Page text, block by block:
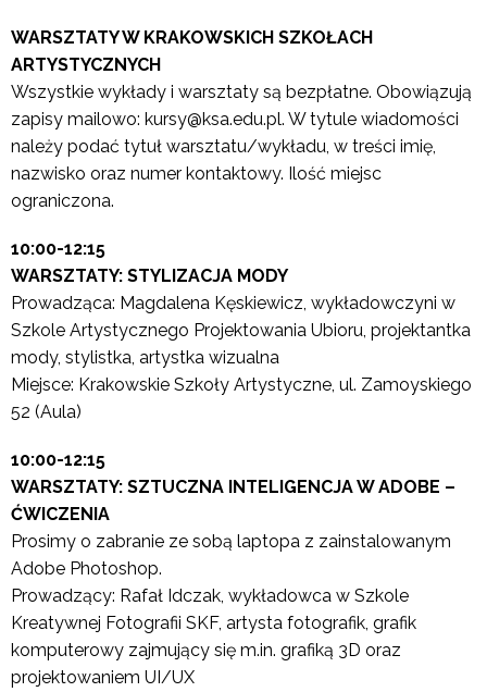
WARSZTATY W KRAKOWSKICH SZKOŁACH
ARTYSTYCZNYCH
Wszystkie wykłady i warsztaty są bezpłatne. Obowiązują
zapisy mailowo: kursy@ksa.edu.pl. W tytule wiadomości
należy podać tytuł warsztatu/wykładu, w treści imię,
nazwisko oraz numer kontaktowy. Ilość miejsc
ograniczona.
10:00-12:15
WARSZTATY: STYLIZACJA MODY
Prowadząca: Magdalena Kęskiewicz, wykładowczyni w
Szkole Artystycznego Projektowania Ubioru, projektantka
mody, stylistka, artystka wizualna
Miejsce: Krakowskie Szkoły Artystyczne, ul. Zamoyskiego
52 (Aula)
10:00-12:15
WARSZTATY: SZTUCZNA INTELIGENCJA W ADOBE –
ĆWICZENIA
Prosimy o zabranie ze sobą laptopa z zainstalowanym
Adobe Photoshop.
Prowadzący: Rafał Idczak, wykładowca w Szkole
Kreatywnej Fotografii SKF, artysta fotografik, grafik
komputerowy zajmujący się m.in. grafiką 3D oraz
projektowaniem UI/UX